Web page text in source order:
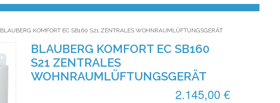
BLAUBERG KOMFORT EC SB160 S21 ZENTRALES WOHNRAUMLÜFTUNGSGERÄT
BLAUBERG KOMFORT EC SB160
S21 ZENTRALES
WOHNRAUMLÜFTUNGSGERÄT
2.145,00 €